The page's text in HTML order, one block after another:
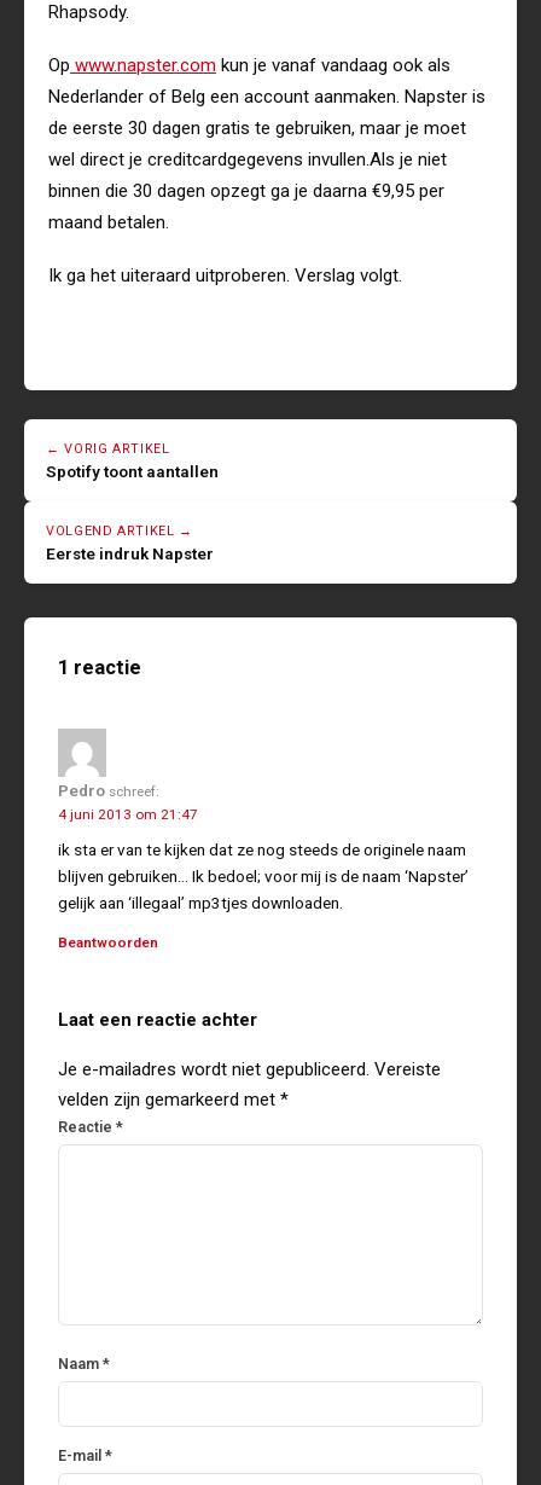
Rhapsody.
Op www.napster.com kun je vanaf vandaag ook als
Nederlander of Belg een account aanmaken. Napster is
de eerste 30 dagen gratis te gebruiken, maar je moet
wel direct je creditcardgegevens invullen.Als je niet
binnen die 30 dagen opzegt ga je daarna €9,95 per
maand betalen.
Ik ga het uiteraard uitproberen. Verslag volgt.
← VORIG ARTIKEL
Spotify toont aantallen
VOLGEND ARTIKEL →
Eerste indruk Napster
1 reactie
Pedro schreef:
4 juni 2013 om 21:47
ik sta er van te kijken dat ze nog steeds de originele naam
blijven gebruiken… Ik bedoel; voor mij is de naam ‘Napster’
gelijk aan ‘illegaal’ mp3tjes downloaden.
Beantwoorden
Laat een reactie achter
Je e-mailadres wordt niet gepubliceerd. Vereiste
velden zijn gemarkeerd met *
Reactie *
Naam *
E-mail *